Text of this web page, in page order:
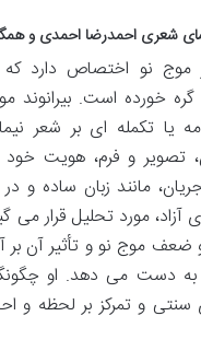
شعری احمدرضا احمدی و
نو اختصاص دارد که
خورده است. بیرانوند
یا تکمله ای بر شعر
تصویر و فرم، هویت
مانند زبان ساده و
مورد تحلیل قرار می
و ضعف موج نو و تأثیر آن
دست می دهد. او
سنتی و تمرکز بر لحظه و